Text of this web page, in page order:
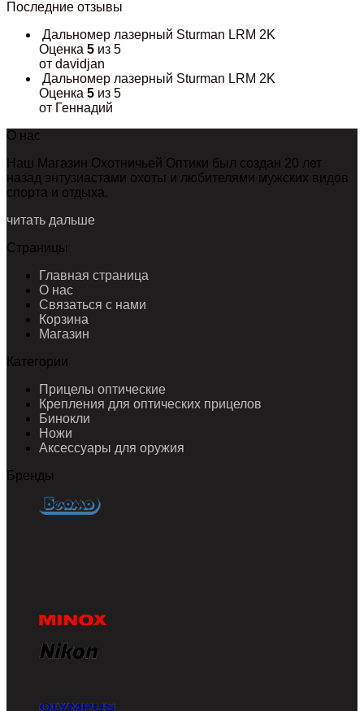
Последние отзывы
Дальномер лазерный Sturman LRM 2K
Оценка 5 из 5
от davidjan
Дальномер лазерный Sturman LRM 2K
Оценка 5 из 5
от Геннадий
О нас
Наш Магазин Охотничьей Оптики был создан 20 лет
назад энтузиастами охоты и любителями мужских видов
спорта и отдыха.
читать дальше
Страницы
Главная страница
О нас
Связаться с нами
Корзина
Магазин
Категории
Прицелы оптические
Крепления для оптических прицелов
Бинокли
Ножи
Аксессуары для оружия
Бренды